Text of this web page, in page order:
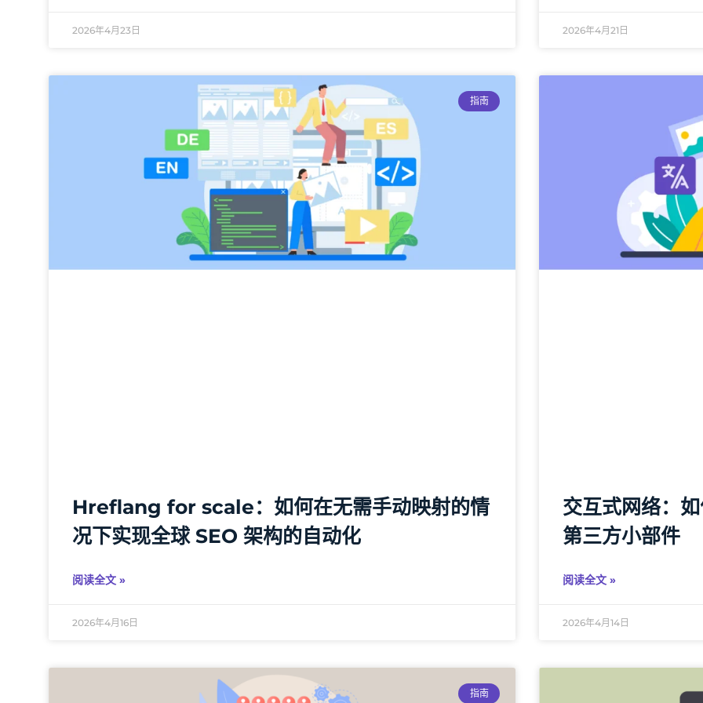
2026年4月23日 2026年4月21日
指南
Hreflang for scale：如何在无需手动映射的情
况下实现全球 SEO 架构的自动化
阅读全文 »
2026年4月16日
交互式网络：
第三方小部件
阅读全文 »
2026年4月14日
指南